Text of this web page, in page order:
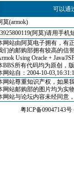
可以通
(armok)
阿莫)请用手机
站由阿莫电子拥有，有
的邮购部拥有较高的信
Using Oracle + Java/
所有代码均为原创，
站自：2004-10-
站尊重知识产权，如果
站邮购部的图片均为实
站与论坛内容未经同意
粤ICP备09047143